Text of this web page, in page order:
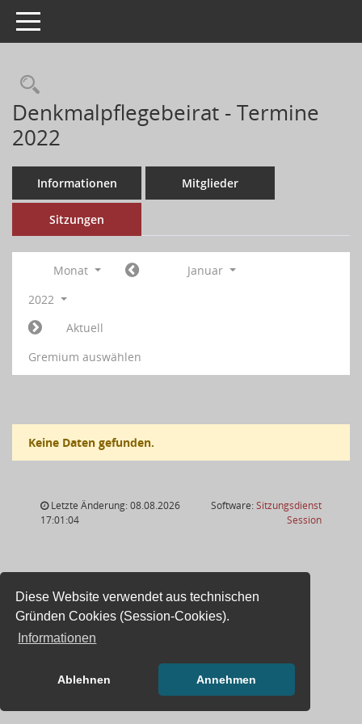
Diese Website verwendet aus technischen
Gründen Cookies (Session-Cookies).
Informationen
Ablehnen Annehmen
Toggle navigation
Denkmalpflegebeirat - Termine
2022
Informationen Mitglieder
Sitzungen
Monat
Januar
2022
Aktuell
Gremium auswählen
Keine Daten gefunden.
Letzte Änderung: 08.08.2026
17:01:04
Software:Sitzungsdienst
Session(Wird in